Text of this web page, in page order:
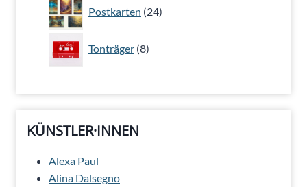
Postkarten 24
Produkte
Tonträger 8
Produkte
KÜNSTLER·INNEN
Alexa Paul
Alina Dalsegno